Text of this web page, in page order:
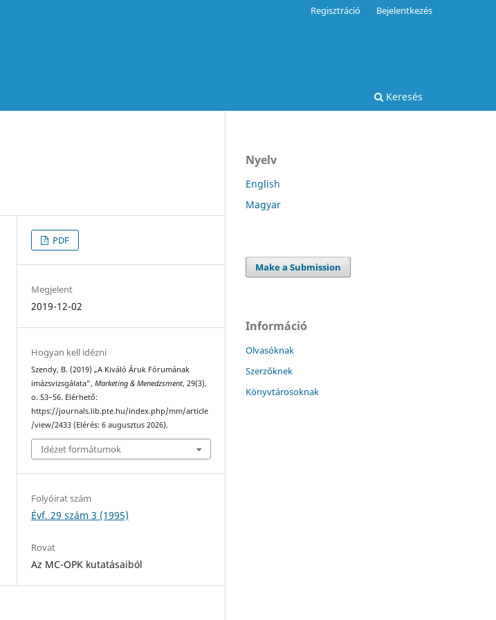
Keresés
Regisztráció Bejelentkezés
PDF
Megjelent
2019-12-02
Hogyan kell idézni
Szendy, B. (2019) „A Kiváló Áruk Fórumának
imázsvizsgálata”,Marketing & Menedzsment, 29(3),
o. 53–56. Elérhető:
https://journals.lib.pte.hu/index.php/mm/article
/view/2433 (Elérés: 6 augusztus 2026).
Idézet formátumok
Folyóirat szám
Évf. 29 szám 3 (1995)
Rovat
Az MC-OPK kutatásaiból
Nyelv
English
Magyar
Make a Submission
Információ
Olvasóknak
Szerzőknek
Könyvtárosoknak